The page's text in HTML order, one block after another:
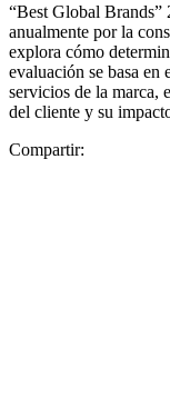
“Best Global Brands”
anualmente por la
explora cómo
evaluación se basa
servicios de la marca,
del cliente y su
Compartir: